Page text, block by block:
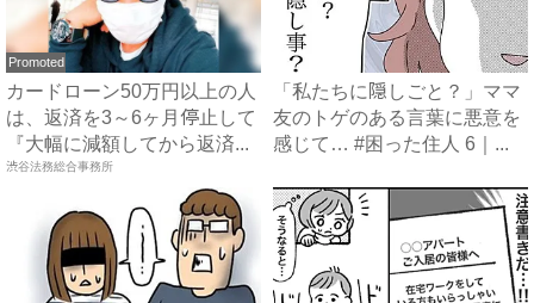
Promoted
カードローン50万円以上の人
は、返済を3～6ヶ月停止して
『大幅に減額してから返済...
渋谷法務総合事務所
「私たちに隠しごと？」ママ
友のトゲのある言葉に悪意を
感じて… #困った住人 6｜...